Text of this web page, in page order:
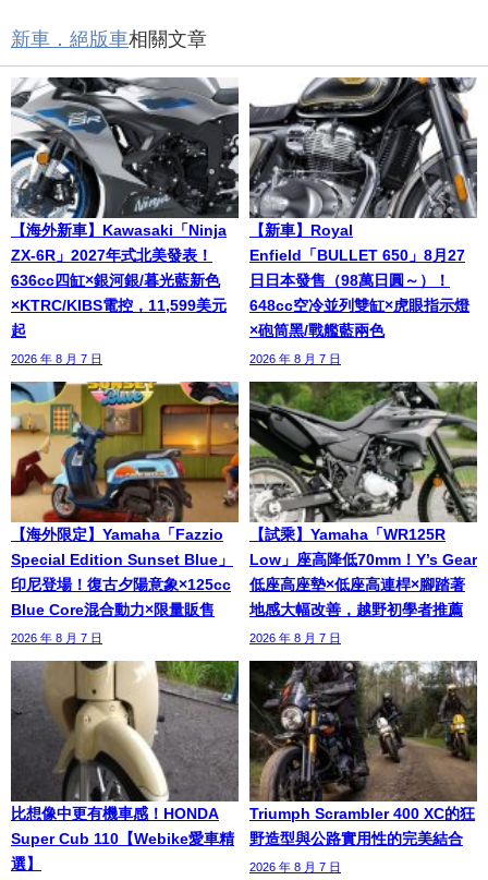
新車．絕版車相關文章
【海外新車】Kawasaki「Ninja
ZX-6R」2027年式北美發表！
636cc四缸×銀河銀/暮光藍新色
×KTRC/KIBS電控，11,599美元
起
2026 年 8 月 7 日
【新車】Royal
Enfield「BULLET 650」8月27
日日本發售（98萬日圓～）！
648cc空冷並列雙缸×虎眼指示燈
×砲筒黑/戰艦藍兩色
2026 年 8 月 7 日
【海外限定】Yamaha「Fazzio
Special Edition Sunset Blue」
印尼登場！復古夕陽意象×125cc
Blue Core混合動力×限量販售
2026 年 8 月 7 日
【試乘】Yamaha「WR125R
Low」座高降低70mm！Y’s Gear
低座高座墊×低座高連桿×腳踏著
地感大幅改善，越野初學者推薦
2026 年 8 月 7 日
比想像中更有機車感！HONDA
Super Cub 110【Webike愛車精
選】
Triumph Scrambler 400 XC的狂
野造型與公路實用性的完美結合
2026 年 8 月 7 日